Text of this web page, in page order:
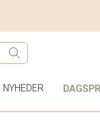
NYHEDER